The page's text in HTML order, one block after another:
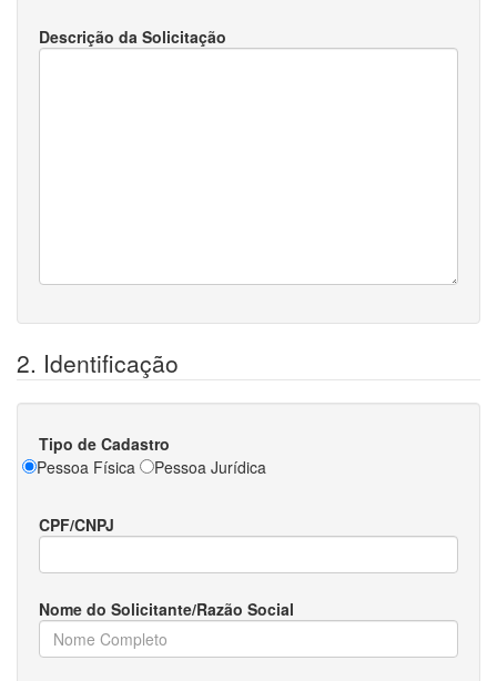
Descrição da Solicitação
2. Identificação
Tipo de Cadastro
Pessoa Física
Pessoa Jurídica
CPF/CNPJ
Nome do Solicitante/Razão Social